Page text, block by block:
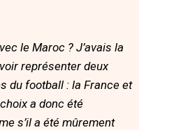
le Maroc ? J’avais la
représenter deux
du football : la France et
a donc été
s’il a été mûrement